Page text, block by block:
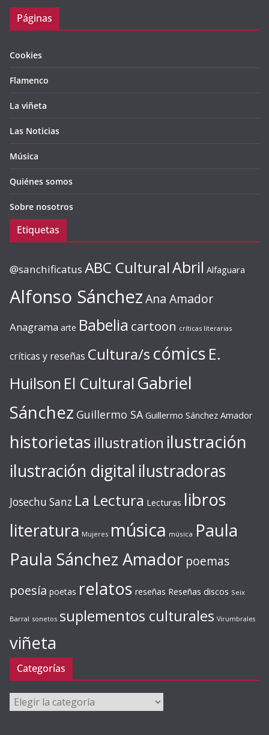
Páginas
Cookies
Flamenco
La viñeta
Las Noticias
Música
Quiénes somos
Sobre nosotros
Etiquetas
@sanchificatus ABC CulturalAbril Alfaguara
Alfonso SánchezAna Amador
Anagrama arte Babelia cartoon críticas literarias
críticas y reseñas Cultura/s cómics E.
Huilson El Cultural Gabriel
Sánchez Guillermo SA Guillermo Sánchez Amador
historietas illustration ilustración
ilustración digital ilustradoras
Josechu Sanz La Lectura Lecturas libros
literatura Mujeres música música Paula
Paula Sánchez Amador poemas
poesía poetas relatos reseñas Reseñas discos Seix
Barral sonetos suplementos culturales Virumbrales
viñeta
Categorías
Categorías